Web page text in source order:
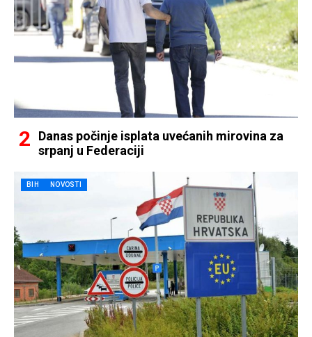
Danas počinje isplata uvećanih mirovina za
srpanj u Federaciji
BIH NOVOSTI